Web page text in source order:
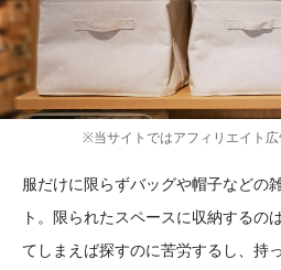
※当サイトではアフィリエイト広
服だけに限らずバッグや帽子などの
ト。限られたスペースに収納するの
てしまえば探すのに苦労するし、持